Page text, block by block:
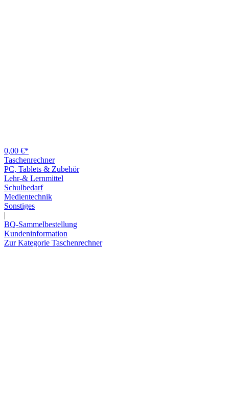
0,00 €*
Taschenrechner
PC, Tablets & Zubehör
Lehr-& Lernmittel
Schulbedarf
Medientechnik
Sonstiges
|
BQ-Sammelbestellung
Kundeninformation
Zur Kategorie Taschenrechner